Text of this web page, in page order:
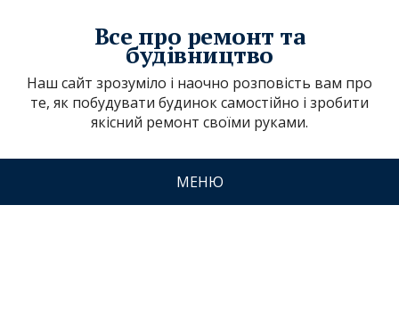
Все про ремонт та
будівництво
Наш сайт зрозуміло і наочно розповість вам про
те, як побудувати будинок самостійно і зробити
якісний ремонт своїми руками.
МЕНЮ